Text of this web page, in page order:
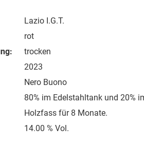
Lazio I.G.T.
rot
trocken
2023
Nero Buono
80% im Edelstahltank und 20%
Holzfass für 8 Monate.
14.00 % Vol.